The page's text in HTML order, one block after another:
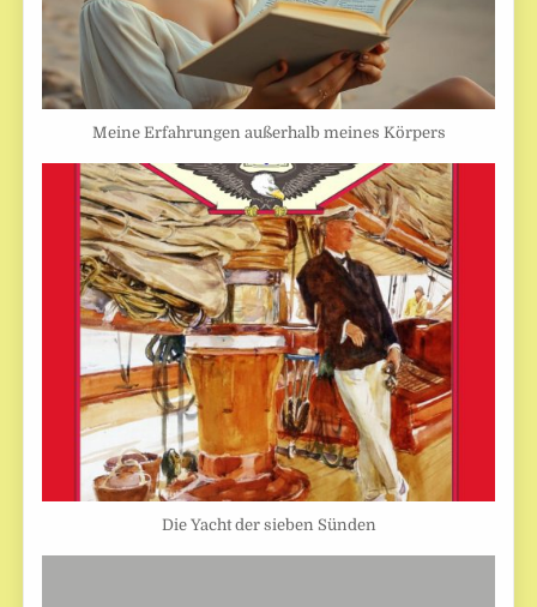
Meine Erfahrungen außerhalb meines Körpers
Die Yacht der sieben Sünden